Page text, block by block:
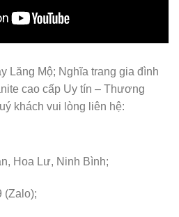
Lăng Mộ; Nghĩa trang gia đình
cao cấp Uy tín – Thương
khách vui lòng liên hệ:
Hoa Lư, Ninh Bình;
(Zalo);